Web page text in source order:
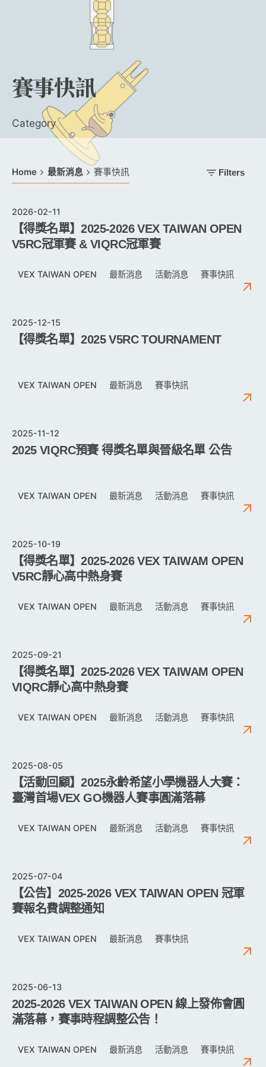
賽事快訊
Category
Home 最新消息 賽事快訊 Filters
2026-02-11
【得獎名單】2025-2026 VEX TAIWAN OPEN
V5RC冠軍賽 & VIQRC冠軍賽
VEX TAIWAN OPEN 最新消息 活動消息 賽事快訊
2025-12-15
【得獎名單】2025 V5RC TOURNAMENT
VEX TAIWAN OPEN 最新消息 賽事快訊
2025-11-12
2025 VIQRC預賽 得獎名單與晉級名單 公告
VEX TAIWAN OPEN 最新消息 活動消息 賽事快訊
2025-10-19
【得獎名單】2025-2026 VEX TAIWAM OPEN
V5RC靜心高中熱身賽
VEX TAIWAN OPEN 最新消息 活動消息 賽事快訊
2025-09-21
【得獎名單】2025-2026 VEX TAIWAM OPEN
VIQRC靜心高中熱身賽
VEX TAIWAN OPEN 最新消息 活動消息 賽事快訊
2025-08-05
【活動回顧】2025永齡希望小學機器人大賽：
臺灣首場VEX GO機器人賽事圓滿落幕
VEX TAIWAN OPEN 最新消息 活動消息 賽事快訊
2025-07-04
【公告】2025-2026 VEX TAIWAN OPEN 冠軍
賽報名費調整通知
VEX TAIWAN OPEN 最新消息 賽事快訊
2025-06-13
2025-2026 VEX TAIWAN OPEN 線上發佈會圓
滿落幕，賽事時程調整公告！
VEX TAIWAN OPEN 最新消息 活動消息 賽事快訊